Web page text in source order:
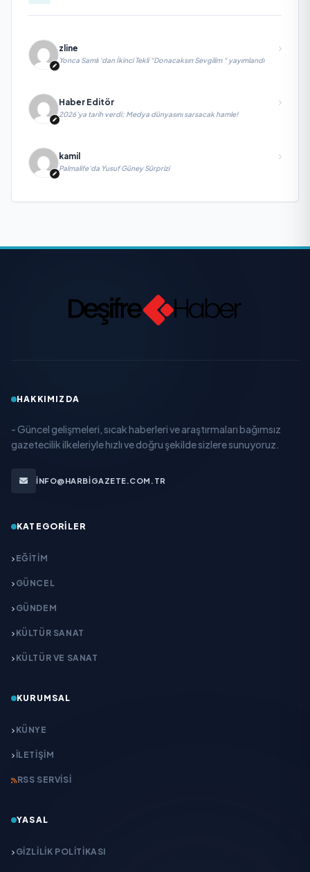
zline
Yonca Samlı ‘dan İkinci Tekli “Donacaksın Sevgilim “ yayımlandı
Haber Editör
2026’ya tarih verdi; Medya dünyasını sarsacak hamle!
kamil
Palmalife’da Yusuf Güney Sürprizi
HAKKIMIZDA
- Güncel gelişmeleri, sıcak haberleri ve araştırmaları bağımsız
gazetecilik ilkeleriyle hızlı ve doğru şekilde sizlere sunuyoruz.
INFO@HARBIGAZETE.COM.TR
KATEGORILER
EĞITIM
GÜNCEL
GÜNDEM
KÜLTÜR SANAT
KÜLTÜR VE SANAT
KURUMSAL
KÜNYE
İLETIŞIM
RSS SERVISI
YASAL
GIZLILIK POLITIKASI